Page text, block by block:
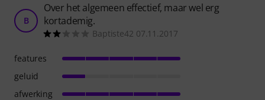
B
Over het algemeen effectief, maar wel erg
kortademig.
Baptiste42 07.11.2017
features
geluid
afwerking